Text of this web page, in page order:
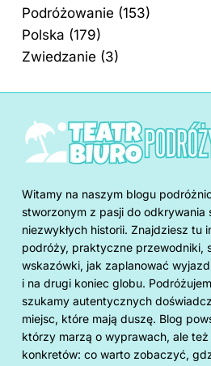
Podróżowanie (153)
Polska (179)
Zwiedzanie (3)
Witamy na naszym blogu
stworzonym z pasji do odkrywania
niezwykłych historii. Znajdziesz tu
podróży, praktyczne przewodniki,
wskazówki, jak zaplanować
i na drugi koniec globu.
szukamy autentycznych
miejsc, które mają duszę. Blog
którzy marzą o wyprawach, ale
konkretów: co warto zobaczyć,